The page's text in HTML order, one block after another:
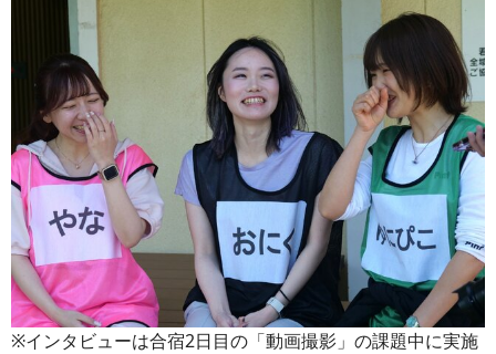
※インタビューは合宿2日目の「動画撮影」の課題中に実施